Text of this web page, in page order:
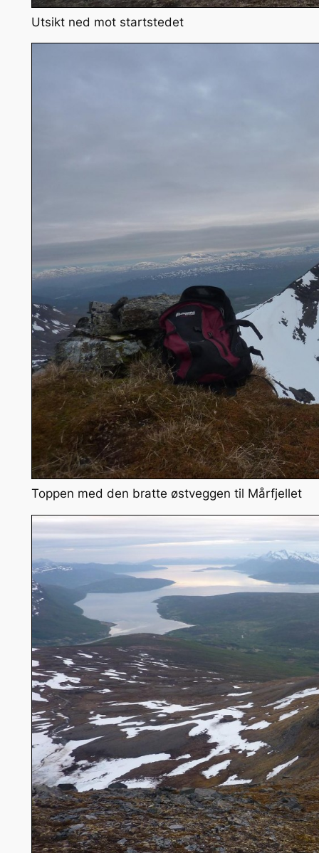
Utsikt ned mot startstedet
Toppen med den bratte østveggen til Mårfjellet